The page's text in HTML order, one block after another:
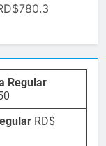
Regular
RD$